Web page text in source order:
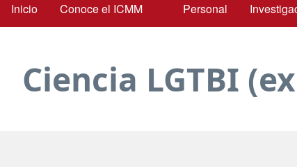
Main
Inicio Conoce el ICMM Personal
Ciencia LGTBI